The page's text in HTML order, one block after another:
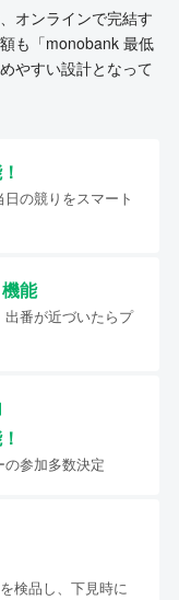
オンラインで完結す
も「monobank 最低
やすい設計となって
の競りをスマート
能
番が近づいたらプ
参加多数決定
検品し、下見時に